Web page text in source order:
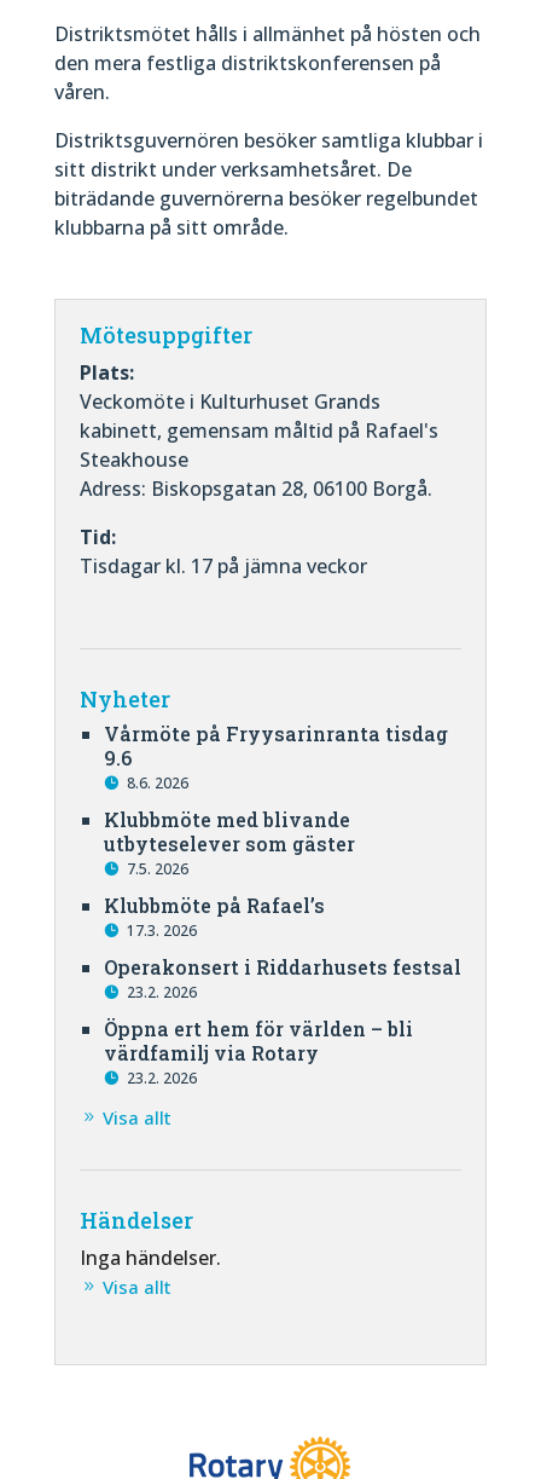
Distriktsmötet hålls i allmänhet på hösten och
den mera festliga distriktskonferensen på
våren.
Distriktsguvernören besöker samtliga klubbar i
sitt distrikt under verksamhetsåret. De
biträdande guvernörerna besöker regelbundet
klubbarna på sitt område.
Mötesuppgifter
Plats:
Veckomöte i Kulturhuset Grands
kabinett, gemensam måltid på Rafael's
Steakhouse
Adress: Biskopsgatan 28, 06100 Borgå.
Tid:
Tisdagar kl. 17 på jämna veckor
Nyheter
Vårmöte på Fryysarinranta tisdag
9.6
8.6. 2026
Klubbmöte med blivande
utbyteselever som gäster
7.5. 2026
Klubbmöte på Rafael’s
17.3. 2026
Operakonsert i Riddarhusets festsal
23.2. 2026
Öppna ert hem för världen – bli
värdfamilj via Rotary
23.2. 2026
Visa allt
Händelser
Inga händelser.
Visa allt